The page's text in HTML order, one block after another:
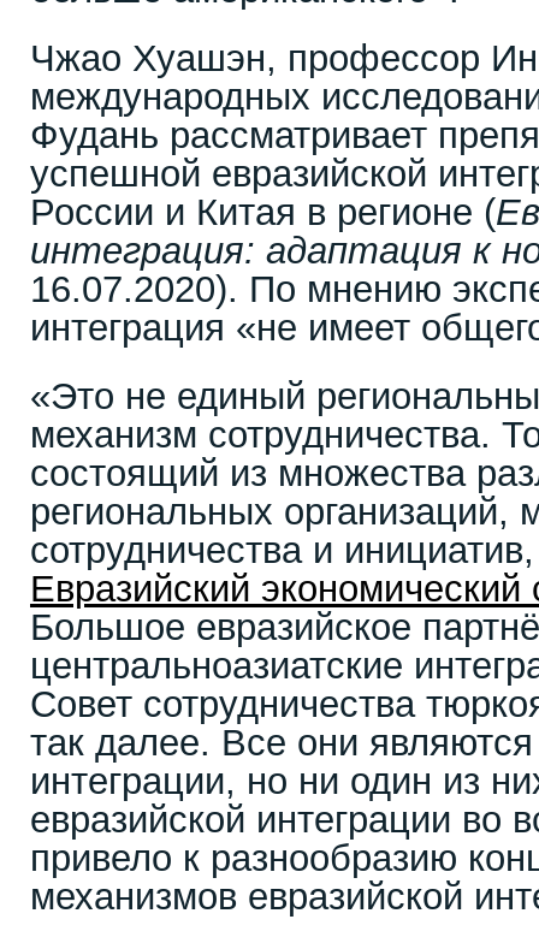
Чжао Хуашэн, профессор
международных
Фудань рассматривает
успешной евразийской
России и Китая в регионе (
интеграция: адаптация к
16.07.2020). По мнению
интеграция «не имеет
«Это не единый
механизм сотрудничества.
состоящий из множества
региональных организаций,
сотрудничества и
Евразийский экономический
Большое евразийское
центральноазиатские
Совет сотрудничества
так далее. Все они
интеграции, но ни один из
евразийской интеграции во
привело к разнообразию
механизмов евразийской